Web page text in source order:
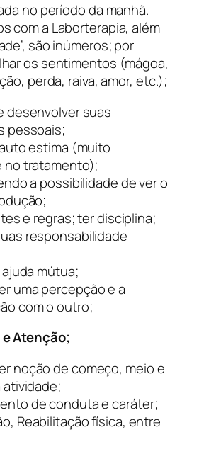
no período da manhã.
com a Laborterapia, além
são inúmeros; por
os sentimentos (mágoa,
perda, raiva, amor, etc.);
desenvolver suas
pessoais;
estima (muito
no tratamento);
a possibilidade de ver o
e regras; ter disciplina;
responsabilidade
mútua;
uma percepção e a
com o outro;
Atenção;
noção de começo, meio e
atividade;
de conduta e caráter;
Reabilitação física, entre